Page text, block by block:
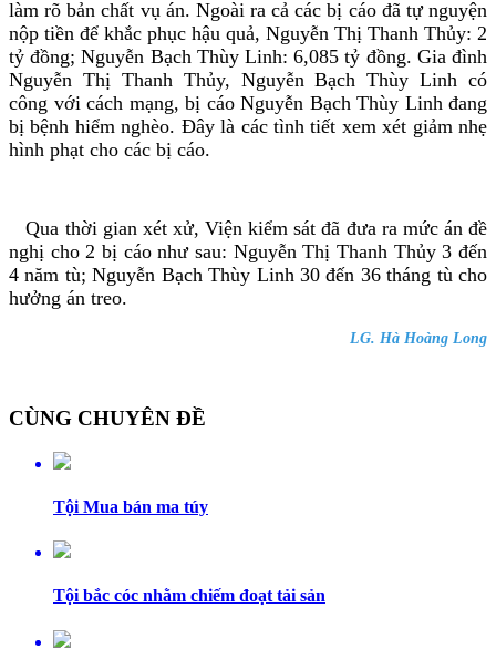
làm rõ bản chất vụ án. Ngoài ra cả các bị cáo đã tự nguyện
nộp tiền để khắc phục hậu quả, Nguyễn Thị Thanh Thủy: 2
tỷ đồng; Nguyễn Bạch Thùy Linh: 6,085 tỷ đồng. Gia đình
Nguyễn Thị Thanh Thủy, Nguyễn Bạch Thùy Linh có
công với cách mạng, bị cáo Nguyễn Bạch Thùy Linh đang
bị bệnh hiểm nghèo. Đây là các tình tiết xem xét giảm nhẹ
hình phạt cho các bị cáo.
Qua thời gian xét xử, Viện kiểm sát đã đưa ra mức án đề
nghị cho 2 bị cáo như sau: Nguyễn Thị Thanh Thủy 3 đến
4 năm tù; Nguyễn Bạch Thùy Linh 30 đến 36 tháng tù cho
hưởng án treo.
LG. Hà Hoàng Long
CÙNG CHUYÊN ĐỀ
Tội Mua bán ma túy
Tội bắc cóc nhằm chiếm đoạt tải sản